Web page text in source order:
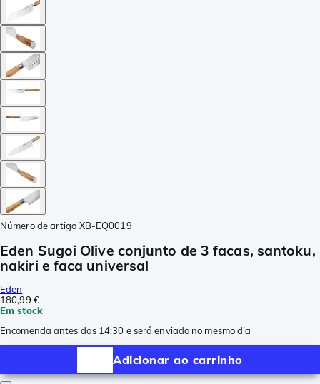
Número de artigo XB-EQ0019
Eden Sugoi Olive conjunto de 3 facas, santoku,
nakiri e faca universal
Eden
180,99 €
Em stock
Encomenda antes das 14:30 e será enviado no mesmo dia
Adicionar ao carrinho